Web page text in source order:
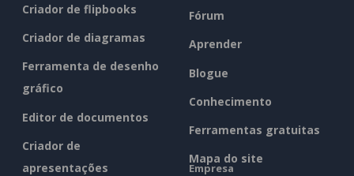
Criador de flipbooks
Criador de diagramas
Ferramenta de desenho
gráfico
Editor de documentos
Criador de
apresentações
Fórum
Aprender
Blogue
Conhecimento
Ferramentas gratuitas
Mapa do site
Empresa